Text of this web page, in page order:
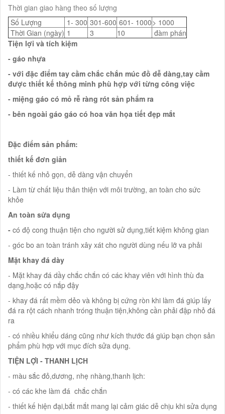
Thời gian giao hàng theo số lượng
Số Lượng
1- 300 301-600 601- 1000> 1000
Thời Gian (ngày) 1 3 10
đàm phán
Tiện lợi và tích kiệm
- gáo nhựa
- với đặc điểm tay cầm chắc chắn múc đồ dễ dàng,tay cầm
được thiết kế thông minh phù hợp với từng công việc
- miệng gáo có mỏ rễ ràng rót sản phẩm ra
- bên ngoài gáo gáo có hoa văn họa tiết đẹp mắt
Đặc điểm sản phẩm:
thiết kế đơn giản
- thiết kế nhỏ gọn, dễ dàng vận chuyển
- Làm từ chất liệu thân thiện với môi trường, an toàn cho sức
khỏe
An toàn sửa dụng
- có độ cong thuận tiện cho người sử dụng,tiết kiệm không gian
- góc bo an toàn tránh xây xát cho người dùng nếu lỡ va phải
Mặt khay đá dày
- Mặt khay đá dầy chắc chắn có các khay viên với hình thù đa
dạng,hoặc có nắp đậy
- khay đá rất mềm dẻo và không bị cứng ròn khi làm đá giúp lấy
đá ra rột cách nhanh tróng thuận tiện,không cần phải đập nhỏ đá
ra
- có nhiều khiểu dáng cũng như kích thước đá giúp bạn chọn sản
phẩm phù hợp với mục đích sửa dụng.
TIỆN LỢI - THANH LỊCH
- màu sắc đỏ,dương, nhẹ nhàng,thanh lịch:
- có các khe làm đá chắc chắn
- thiết kế hiện đại,bắt mắt mang lại cảm giác dễ chịu khi sửa dụng